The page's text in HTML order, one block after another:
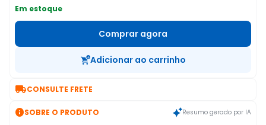
Em estoque
Comprar agora
Adicionar ao carrinho
CONSULTE FRETE
SOBRE O PRODUTO Resumo gerado por IA